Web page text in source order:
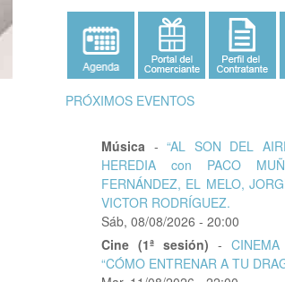
PRÓXIMOS EVENTOS
Música -“AL SON DEL
HEREDIA con PACO
FERNÁNDEZ, EL MELO,
VICTOR RODRÍGUEZ.
Sáb, 08/08/2026 - 20:00
Cine (1ª sesión) -
“CÓMO ENTRENAR A TU